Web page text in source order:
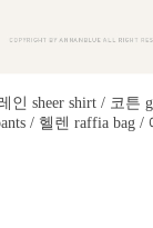
인 sheer shirt / 코튼
/ 헬렌 raffia bag